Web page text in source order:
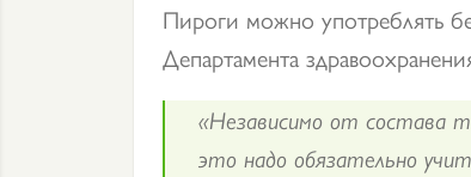
Пироги можно употреблять
Департамента
«Независимо от состава
это надо обязательно